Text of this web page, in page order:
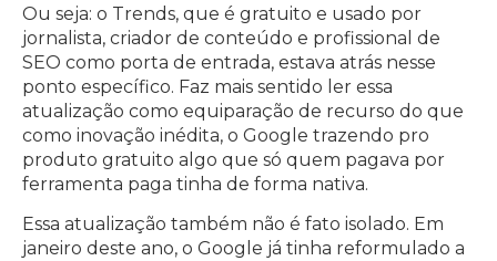
Ou seja: o Trends, que é gratuito e usado por
jornalista, criador de conteúdo e profissional de
SEO como porta de entrada, estava atrás nesse
ponto específico. Faz mais sentido ler essa
atualização como equiparação de recurso do que
como inovação inédita, o Google trazendo pro
produto gratuito algo que só quem pagava por
ferramenta paga tinha de forma nativa.
Essa atualização também não é fato isolado. Em
janeiro deste ano, o Google já tinha reformulado a